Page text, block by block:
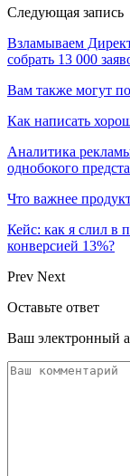
Следующая запись
Взламываем
собрать 13 000
Вам также могут
Как написать
Аналитика
однобокого
Что важнее
Кейс: как я слил в
конверсией 13%?
Prev Next
Оставьте ответ
Ваш электронный